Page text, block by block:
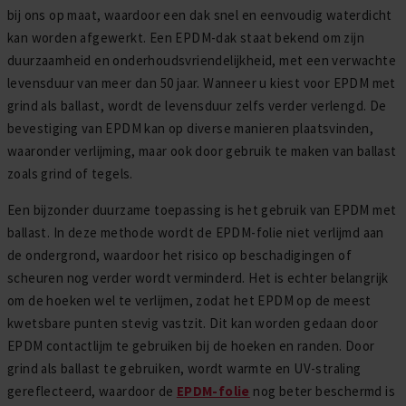
bij ons op maat, waardoor een dak snel en eenvoudig waterdicht
kan worden afgewerkt. Een EPDM-dak staat bekend om zijn
duurzaamheid en onderhoudsvriendelijkheid, met een verwachte
levensduur van meer dan 50 jaar. Wanneer u kiest voor EPDM met
grind als ballast, wordt de levensduur zelfs verder verlengd. De
bevestiging van EPDM kan op diverse manieren plaatsvinden,
waaronder verlijming, maar ook door gebruik te maken van ballast
zoals grind of tegels.
Een bijzonder duurzame toepassing is het gebruik van EPDM met
ballast. In deze methode wordt de EPDM-folie niet verlijmd aan
de ondergrond, waardoor het risico op beschadigingen of
scheuren nog verder wordt verminderd. Het is echter belangrijk
om de hoeken wel te verlijmen, zodat het EPDM op de meest
kwetsbare punten stevig vastzit. Dit kan worden gedaan door
EPDM contactlijm te gebruiken bij de hoeken en randen. Door
grind als ballast te gebruiken, wordt warmte en UV-straling
gereflecteerd, waardoor de EPDM-folie nog beter beschermd is